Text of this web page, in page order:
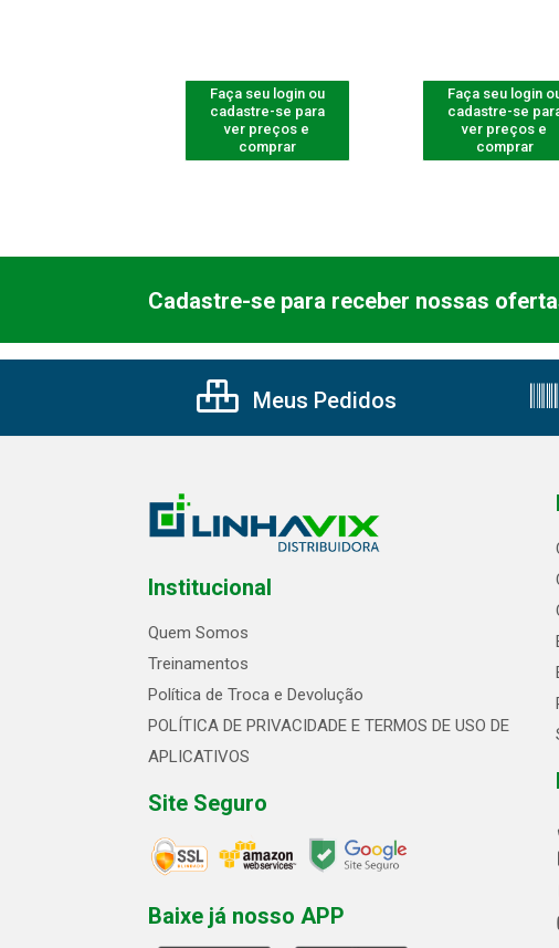
Faça seu login ou
cadastre-se para
ver preços e
comprar
Faça seu login
cadastre-se
ver preços e
comprar
Cadastre-se para receber nossas
Meus Pedidos
Institucional
Quem Somos
Treinamentos
Política de Troca e Devolução
POLÍTICA DE PRIVACIDADE E TERMOS DE USO DE
APLICATIVOS
Site Seguro
Baixe já nosso APP